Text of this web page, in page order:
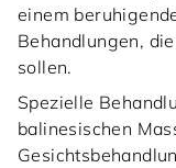
einem
Behandlungen,
sollen.
Spezielle
balinesischen